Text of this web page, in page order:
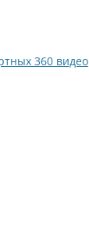
360 видео